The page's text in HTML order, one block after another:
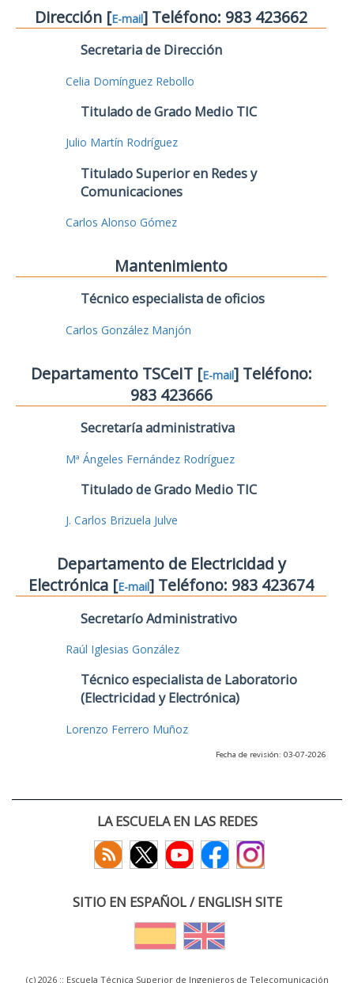
Dirección [E-mail] Teléfono: 983 423662
Secretaria de Dirección
Celia Domínguez Rebollo
Titulado de Grado Medio TIC
Julio Martín Rodríguez
Titulado Superior en Redes y
Comunicaciones
Carlos Alonso Gómez
Mantenimiento
Técnico especialista de oficios
Carlos González Manjón
Departamento TSCeIT [E-mail] Teléfono:
983 423666
Secretaría administrativa
Mª Ángeles Fernández Rodríguez
Titulado de Grado Medio TIC
J. Carlos Brizuela Julve
Departamento de Electricidad y
Electrónica [E-mail] Teléfono: 983 423674
Secretarío Administrativo
Raúl Iglesias González
Técnico especialista de Laboratorio
(Electricidad y Electrónica)
Lorenzo Ferrero Muñoz
Fecha de revisión: 03-07-2026
LA ESCUELA EN LAS REDES
SITIO EN ESPAÑOL / ENGLISH SITE
(c) 2026 :: Escuela Técnica Superior de Ingenieros de Telecomunicación